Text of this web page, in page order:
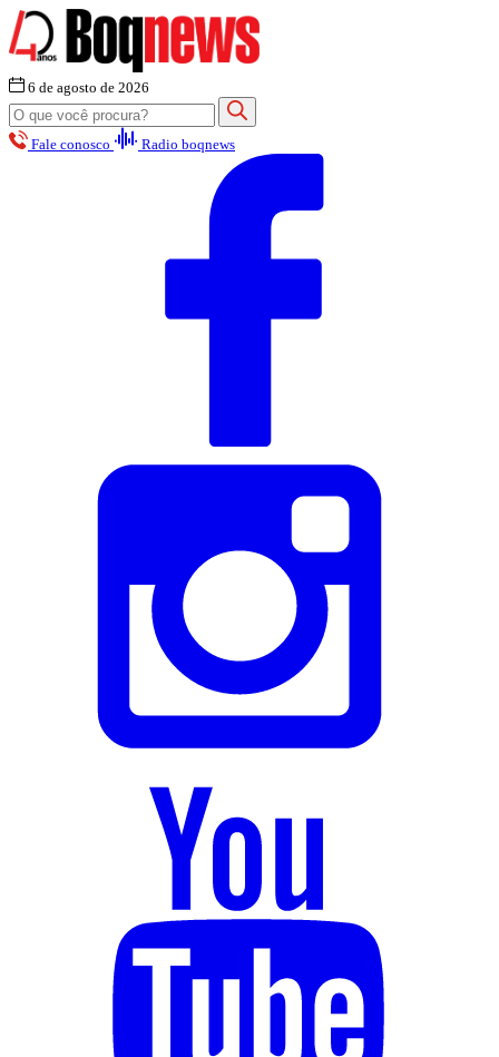
6 de agosto de 2026
Fale conosco Radio boqnews